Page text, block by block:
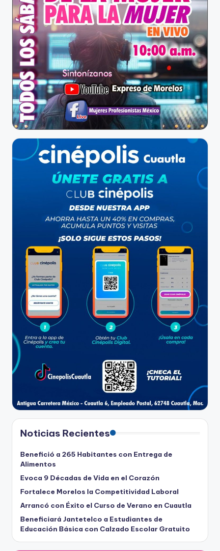
Noticias Recientes
Benefició a 265 Habitantes con Entrega de
Alimentos
Evoca 9 Décadas de Vida en el Corazón
Fortalece Morelos la Competitividad Laboral
Arrancó con Éxito el Curso de Verano en Cuautla
Beneficiará Jantetelco a Estudiantes de
Educación Básica con Calzado Escolar Gratuito